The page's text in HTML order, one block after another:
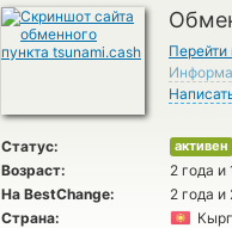
Статус: активен
Возраст: 2 года
На BestChange: 2 года
Страна: